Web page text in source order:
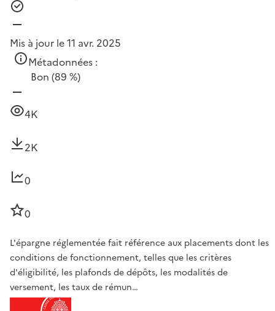
Mis à jour le 11 avr. 2025
Métadonnées :
Bon (89 %)
4K
2K
0
0
L'épargne réglementée fait référence aux placements dont les
conditions de fonctionnement, telles que les critères
d'éligibilité, les plafonds de dépôts, les modalités de
versement, les taux de rémun…